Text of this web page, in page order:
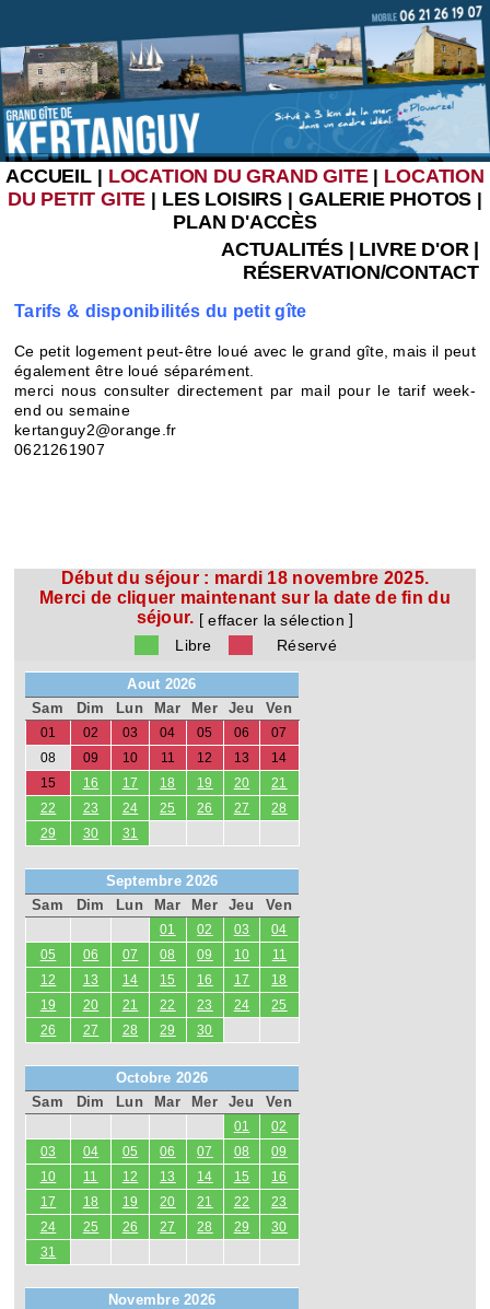
ACCUEIL| LOCATION DU GRAND GITE| LOCATION
DU PETIT GITE | LES LOISIRS | GALERIE PHOTOS |
PLAN D'ACCÈS
ACTUALITÉS| LIVRE D'OR|
RÉSERVATION/CONTACT
Tarifs & disponibilités du petit gîte
Ce petit logement peut-être loué avec le grand gîte, mais il peut
également être loué séparément.
merci nous consulter directement par mail pour le tarif week-
end ou semaine
kertanguy2@orange.fr
0621261907
Début du séjour : mardi 18 novembre 2025.
Merci de cliquer maintenant sur la date de fin du
séjour. [effacer la sélection ]
Libre
Réservé
Aout 2026
Sam
Dim Lun Mar Mer Jeu Ven
01 02 03 04 05 06
07
08
09 10 11 12 13
14
15
16 17 18 19 20
21
22
23 24 25 26 27
28
29
30 31
Septembre 2026
Sam
Dim Lun Mar Mer Jeu Ven
01 02 03
04
05
06 07 08 09 10
11
12
13 14 15 16 17
18
19
20 21 22 23 24
25
26
27 28 29 30
Octobre 2026
Sam
Dim Lun Mar Mer Jeu Ven
01
02
03
04 05 06 07 08
09
10
11 12 13 14 15
16
17
18 19 20 21 22
23
24
25 26 27 28 29
30
31
Novembre 2026